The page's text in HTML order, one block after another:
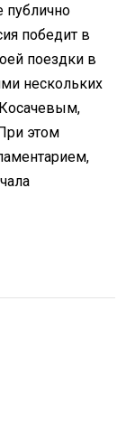
публично
победит в
поездки в
нескольких
этом